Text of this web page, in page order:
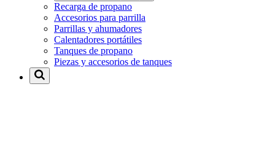
Recarga de propano
Accesorios para parrilla
Parrillas y ahumadores
Calentadores portátiles
Tanques de propano
Piezas y accesorios de tanques